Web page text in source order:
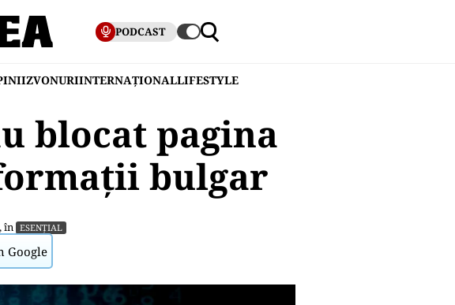
PODCAST
ZVONURIINTERNAȚIONALLIFESTYLE
blocat pagina
bulgar
în ESENȚIAL
Google